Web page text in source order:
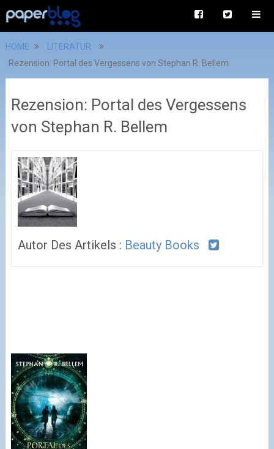
HOME
LITERATUR
Rezension: Portal des Vergessens von Stephan R. Bellem
Rezension: Portal des Vergessens
von Stephan R. Bellem
Autor Des Artikels : Beauty Books